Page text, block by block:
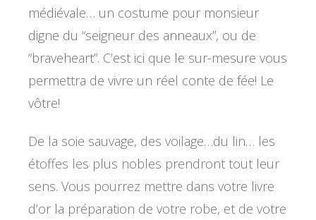
médiévale… un costume pour monsieur
digne du “seigneur des anneaux”, ou de
“braveheart”. C’est ici que le sur-mesure vous
permettra de vivre un réel conte de fée! Le
vôtre!
De la soie sauvage, des voilage…du lin… les
étoffes les plus nobles prendront tout leur
sens. Vous pourrez mettre dans votre livre
d’or la préparation de votre robe, et de votre